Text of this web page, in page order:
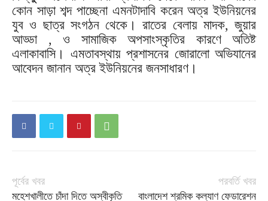
কোন সাড়া শব্দ পাচ্ছেনা এমনটাদাবি করেন অত্র ইউনিয়নের
যুব ও ছাত্র সংগঠন থেকে। রাতের বেলায় মাদক, জুয়ার
আড্ডা , ও সামাজিক অপসাংস্কৃতির কারণে অতিষ্ট
এলাকাবাসি। এমতাবস্থায় প্রশাসনের জোরালো অভিযানের
আবেদন জানান অত্র ইউনিয়নের জনসাধারণ।
পূর্বের খবর
মহেশখালীতে চাঁদা দিতে অস্বীকৃতি
পরবর্তি খবর
বাংলাদেশ শ্রমিক কল্যাণ ফেডারেশন